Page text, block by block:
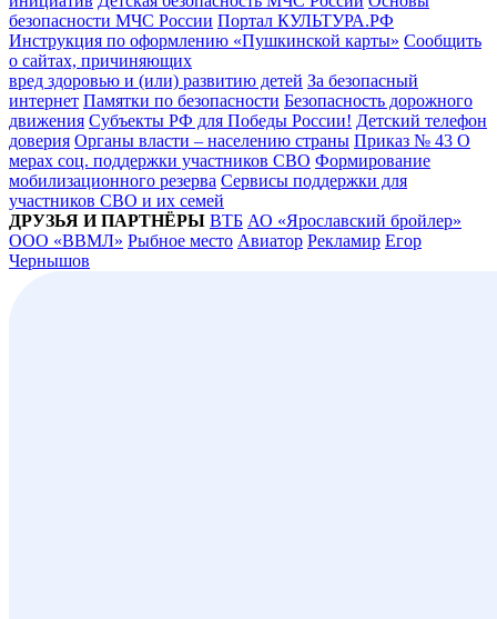
безопасности МЧС России Портал КУЛЬТУРА.РФ
Инструкция по оформлению «Пушкинской карты» Сообщить
о сайтах, причиняющих
вред здоровью и (или) развитию детей За безопасный
интернет Памятки по безопасности Безопасность дорожного
движения Субъекты РФ для Победы России! Детский телефон
доверия Органы власти – населению страны Приказ № 43 О
мерах соц. поддержки участников СВО Формирование
мобилизационного резерва Сервисы поддержки для
участников СВО и их семей
ДРУЗЬЯ И ПАРТНЁРЫ ВТБ АО «Ярославский бройлер»
ООО «ВВМЛ» Рыбное место Авиатор Рекламир Егор
Чернышов